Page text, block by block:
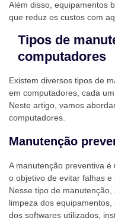
Além disso, equipamentos
que reduz os custos com
Tipos de
computadores
Existem diversos tipos de
em computadores, cada
Neste artigo, vamos
computadores.
Manutenção
A manutenção preventiva
o objetivo de evitar falhas
Nesse tipo de
limpeza dos
dos softwares utilizados,